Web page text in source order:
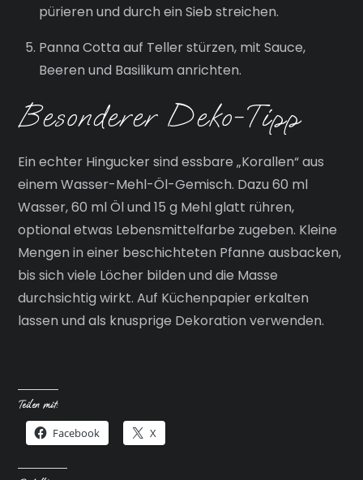
pürieren und durch ein Sieb streichen.
Panna Cotta auf Teller stürzen, mit Sauce,
Beeren und Basilikum anrichten.
Besonderer Deko-Tipp
Ein echter Hingucker sind essbare „Korallen“ aus
einem Wasser-Mehl-Öl-Gemisch. Dazu 60 ml
Wasser, 60 ml Öl und 15 g Mehl glatt rühren,
optional etwas Lebensmittelfarbe zugeben. Kleine
Mengen in einer beschichteten Pfanne ausbacken,
bis sich viele Löcher bilden und die Masse
durchsichtig wirkt. Auf Küchenpapier erkalten
lassen und als knusprige Dekoration verwenden.
Teilen mit:
Facebook X